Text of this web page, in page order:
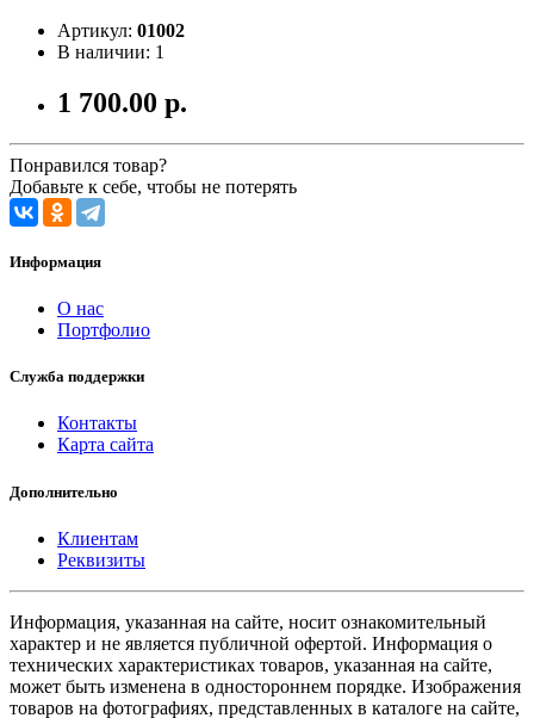
Артикул: 01002
В наличии: 1
1 700.00 р.
Понравился товар?
Добавьте к себе, чтобы не потерять
Информация
О нас
Портфолио
Служба поддержки
Контакты
Карта сайта
Дополнительно
Клиентам
Реквизиты
Информация, указанная на сайте, носит ознакомительный
характер и не является публичной офертой. Информация о
технических характеристиках товаров, указанная на сайте,
может быть изменена в одностороннем порядке. Изображения
товаров на фотографиях, представленных в каталоге на сайте,